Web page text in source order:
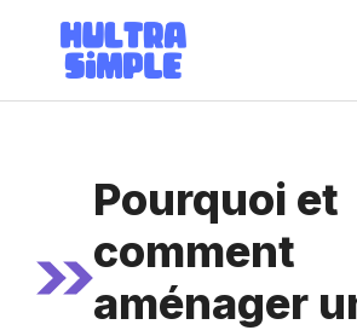
contenu
Pourquoi et
comment
aménager